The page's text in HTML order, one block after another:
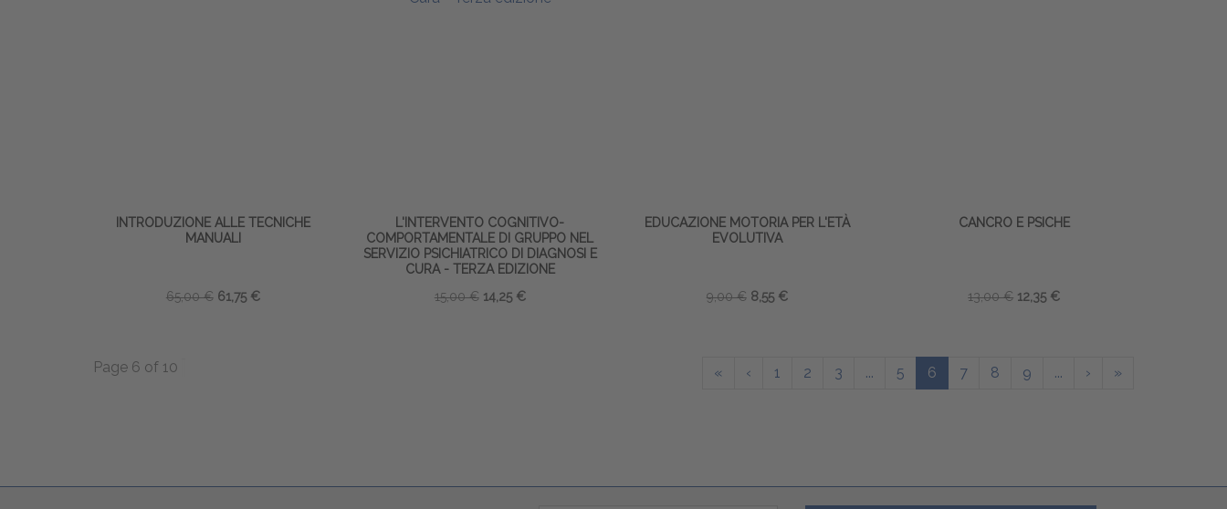
INTRODUZIONE ALLE TECNICHE
MANUALI
65,00 € 61,75 €
L'INTERVENTO COGNITIVO-
COMPORTAMENTALE DI GRUPPO NEL
SERVIZIO PSICHIATRICO DI DIAGNOSI E
CURA - TERZA EDIZIONE
15,00 € 14,25 €
EDUCAZIONE MOTORIA PER L'ETÀ
EVOLUTIVA
9,00 € 8,55 €
CANCRO E PSICHE
13,00 € 12,35 €
Page 6 of 10 « ‹ 1 2 3 ... 5 6 7 8 9 ... › »